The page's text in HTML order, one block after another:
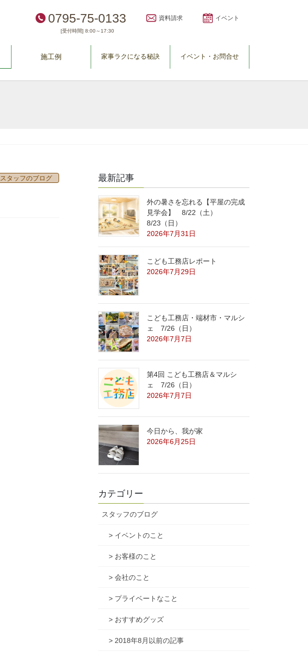
0795-75-0133
[受付時間] 8:00～17:30
資料請求 イベント
施工例 家事ラクになる秘訣 イベント・お問合せ
スタッフのブログ 最新記事
外の暑さを忘れる【平屋の完成
見学会】 8/22（土）
8/23（日）
2026年7月31日
こども工務店レポート
2026年7月29日
こども工務店・端材市・マルシ
ェ 7/26（日）
2026年7月7日
第4回 こども工務店＆マルシ
ェ 7/26（日）
2026年7月7日
今日から、我が家
2026年6月25日
カテゴリー
スタッフのブログ
> イベントのこと
> お客様のこと
> 会社のこと
> プライベートなこと
> おすすめグッズ
> 2018年8月以前の記事